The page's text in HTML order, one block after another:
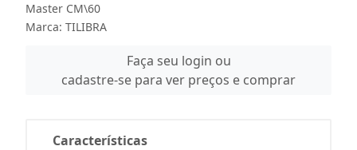
Master CM\60
Marca: TILIBRA
Faça seu login ou
cadastre-se para ver preços e comprar
Características